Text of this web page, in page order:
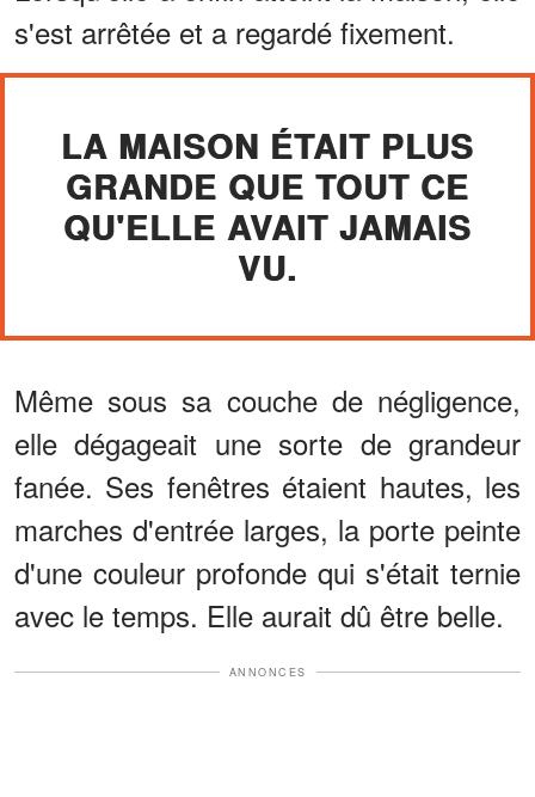
s'est arrêtée et a regardé fixement.
LA MAISON ÉTAIT PLUS
GRANDE QUE TOUT CE
QU'ELLE AVAIT JAMAIS
VU.
Même sous sa couche de négligence,
elle dégageait une sorte de grandeur
fanée. Ses fenêtres étaient hautes, les
marches d'entrée larges, la porte peinte
d'une couleur profonde qui s'était ternie
avec le temps. Elle aurait dû être belle.
ANNONCES